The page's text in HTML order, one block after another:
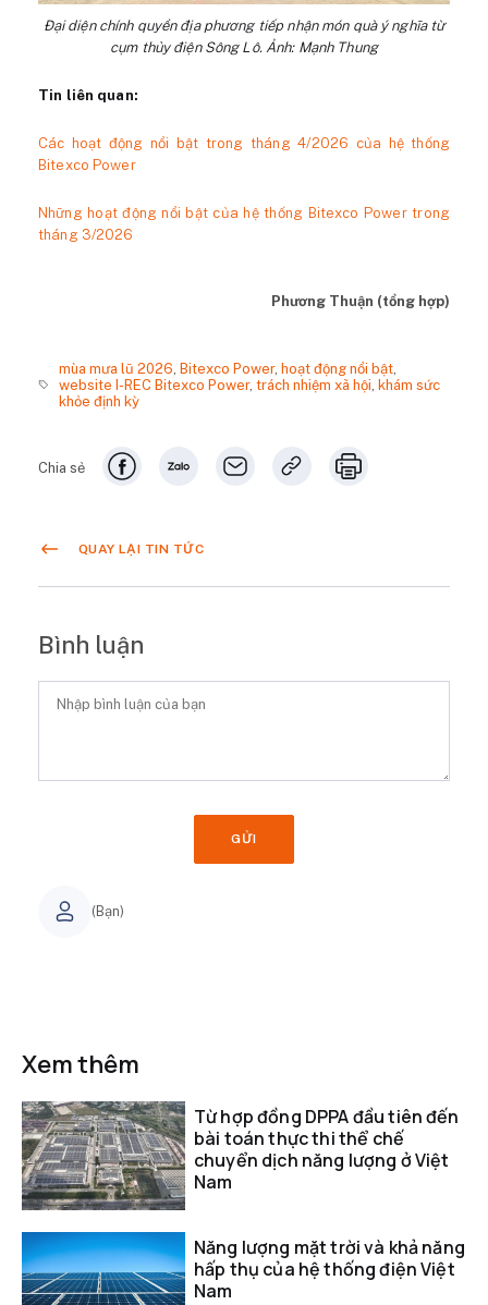
Đại diện chính quyền địa phương tiếp nhận món quà ý nghĩa từ
cụm thủy điện Sông Lô. Ảnh: Mạnh Thung
Tin liên quan:
Các hoạt động nổi bật trong tháng 4/2026 của hệ thống
Bitexco Power
Những hoạt động nổi bật của hệ thống Bitexco Power trong
tháng 3/2026
Phương Thuận (tổng hợp)
mùa mưa lũ 2026 ,Bitexco Power,hoạt động nổi bật
website I-REC Bitexco Power,trách nhiệm xã hội ,khám sức
khỏe định kỳ
Chia sẻ
QUAY LẠI TIN TỨC
Bình luận
(Bạn)
GỬI
Xem thêm
Từ hợp đồng DPPA đầu tiên đến
bài toán thực thi thể chế
chuyển dịch năng lượng ở Việt
Nam
Năng lượng mặt trời và khả năng
hấp thụ của hệ thống điện Việt
Nam